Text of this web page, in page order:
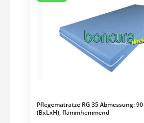
Pflegematratze RG 35 Abmessung:
(BxLxH), flammhemmend